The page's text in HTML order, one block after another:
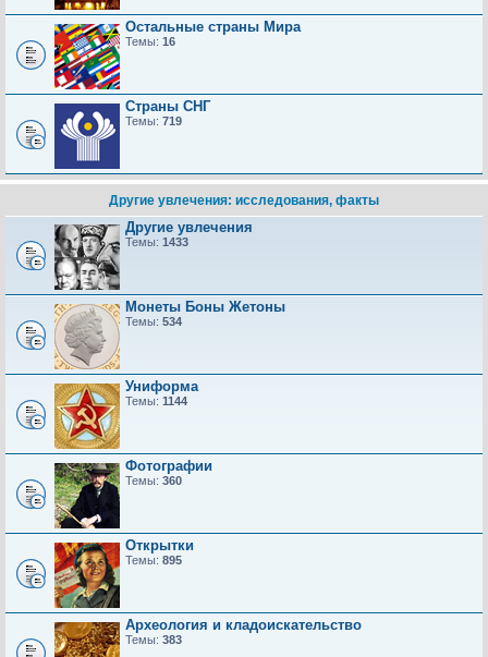
Остальные страны Мира
Темы: 16
Страны СНГ
Темы: 719
Другие увлечения: исследования, факты
Другие увлечения
Темы: 1433
Монеты Боны Жетоны
Темы: 534
Униформа
Темы: 1144
Фотографии
Темы: 360
Открытки
Темы: 895
Археология и кладоискательство
Темы: 383